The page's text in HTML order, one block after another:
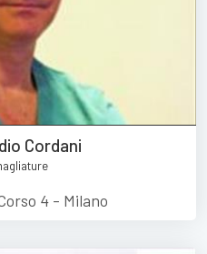
Cordani
4 - Milano